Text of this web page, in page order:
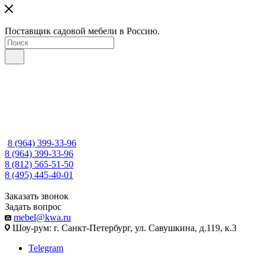
Поставщик садовой мебели в Россию.
8 (964) 399-33-96
8 (964) 399-33-96
8 (812) 565-51-50
8 (495) 445-40-01
Заказать звонок
Задать вопрос
mebel@kwa.ru
Шоу-рум: г. Санкт-Петербург, ул. Савушкина, д.119, к.3
Telegram